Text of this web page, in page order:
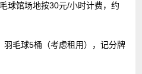
球馆场地按30元/小时计费，约
羽毛球5桶（考虑租用），记分牌